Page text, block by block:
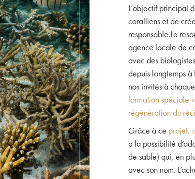
L’objectif principal
coralliens et de
responsable.Le
agence locale de
avec des
depuis longtemps
nos invités à
formation spéciale
régénération du
Grâce à ce projet,
a la possibilité
de sable) qui, en
avec son nom.